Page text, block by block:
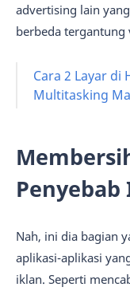
advertising lain
berbeda tergantung
Cara 2 Layar di
Multitasking
Nah, ini dia bagian
aplikasi-aplikasi
iklan. Seperti